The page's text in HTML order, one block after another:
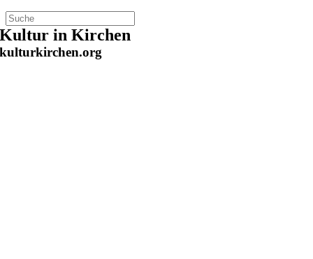
Zum
Inhalt
springen
Kultur in Kirchen
kulturkirchen.org